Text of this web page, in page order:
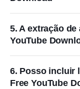
5. A extração
YouTube
6. Posso incluir
Free YouTube